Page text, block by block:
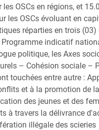
OSCs en régions, et
les OSCs évoluant en
réparties en trois (03)
indicatif
politique, les Axes
– Cohésion sociale –
touchées entre autre :
et à la promotion de
des jeunes et des
à travers la délivrance
illégale des scieries